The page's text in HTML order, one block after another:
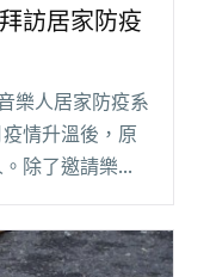
訪居家防疫
樂人居家防疫系
情升溫後，原
除了邀請樂迷
態，對他們的
家一窺音樂人
"現場演出暫